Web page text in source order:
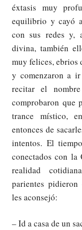
éxtasis muy
equilibrio y cayó
con sus redes y,
divina, también
muy felices, ebrios
y comenzaron a
recitar el
comprobaron que
trance místico,
entonces de
intentos. El
conectados con la
realidad
parientes pidieron
les aconsejó:
– Id a casa de un